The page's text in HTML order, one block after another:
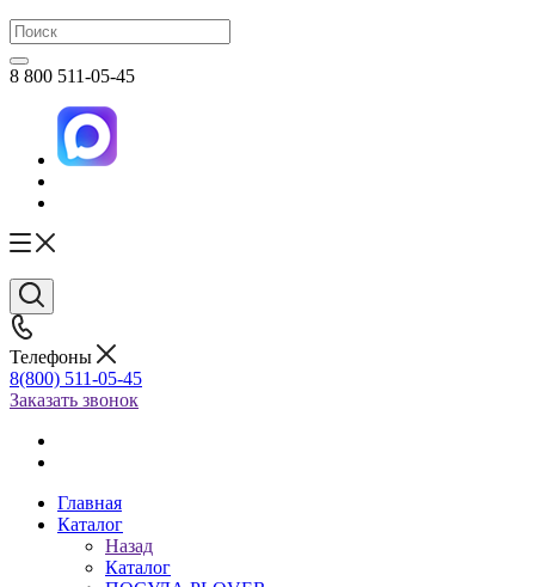
8 800 511-05-45
Телефоны
8(800) 511-05-45
Заказать звонок
Главная
Каталог
Назад
Каталог